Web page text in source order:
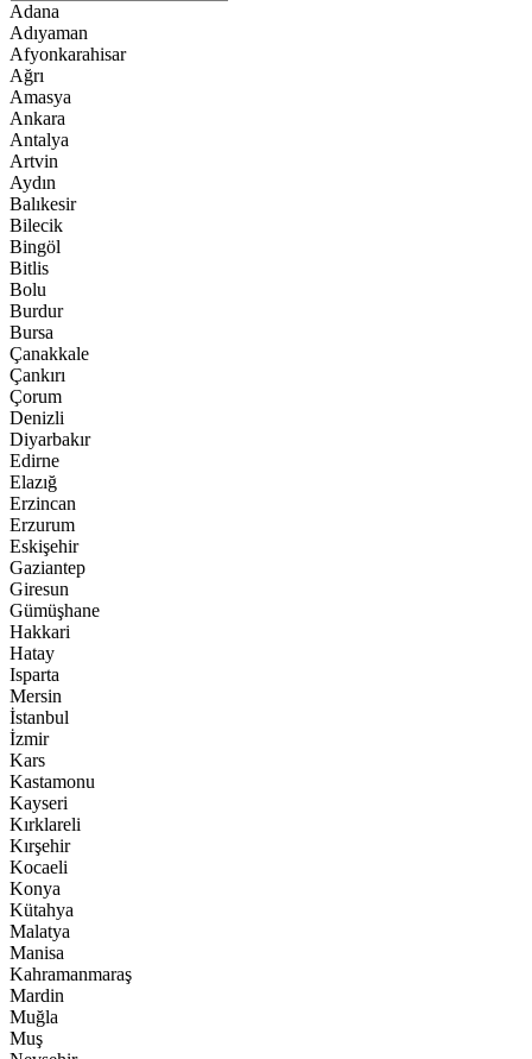
Adana
Adıyaman
Afyonkarahisar
Ağrı
Amasya
Ankara
Antalya
Artvin
Aydın
Balıkesir
Bilecik
Bingöl
Bitlis
Bolu
Burdur
Bursa
Çanakkale
Çankırı
Çorum
Denizli
Diyarbakır
Edirne
Elazığ
Erzincan
Erzurum
Eskişehir
Gaziantep
Giresun
Gümüşhane
Hakkari
Hatay
Isparta
Mersin
İstanbul
İzmir
Kars
Kastamonu
Kayseri
Kırklareli
Kırşehir
Kocaeli
Konya
Kütahya
Malatya
Manisa
Kahramanmaraş
Mardin
Muğla
Muş